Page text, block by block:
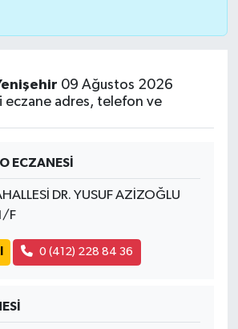
09 Ağustos 2026
eczane adres, telefon ve
ECZANESİ
DR. YUSUF AZİZOĞLU
F
0 (412) 228 84 36